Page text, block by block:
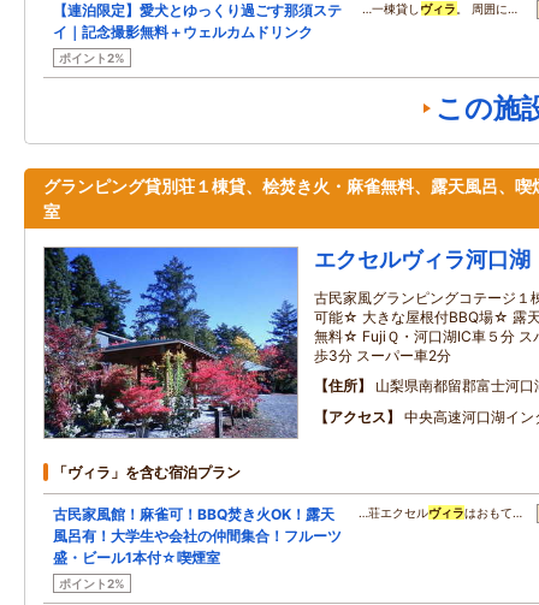
【連泊限定】愛犬とゆっくり過ごす那須ステ
イ｜記念撮影無料＋ウェルカムドリンク
ポイント2%
…一棟貸し ヴィラ 。 周囲に…
この施
グランピング貸別荘１棟貸、桧焚き火・麻雀無料、露天風呂、喫
室
エクセルヴィラ河口湖
古民家風グランピングコテージ
可能☆ 大きな屋根付BBQ場☆ 露
無料☆ FujiＱ・河口湖IC車５分 ス
歩3分 スーパー車2分
住所
山梨県南都留郡富士河
アクセス
中央高速河口湖イ
「ヴィラ」を含む宿泊プラン
古民家風館！麻雀可！BBQ焚き火OK！露天
風呂有！大学生や会社の仲間集合！フルーツ
盛・ビール1本付☆喫煙室
ポイント2%
…荘エクセルヴィラはおもて…